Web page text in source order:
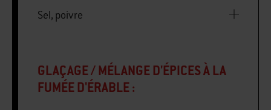
Sel, poivre
GLAÇAGE / MÉLANGE D'ÉPICES À LA
FUMÉE D'ÉRABLE :